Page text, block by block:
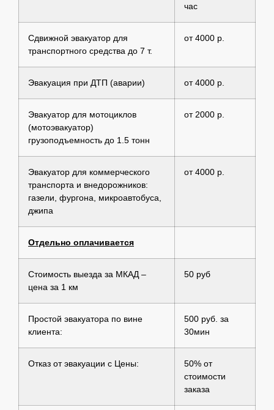
час
Сдвижной эвакуатор для
транспортного средства до 7 т.
от 4000 р.
Эвакуация при ДТП (аварии) от 4000 р.
Эвакуатор для мотоциклов
(мотоэвакуатор)
грузоподъемность до 1.5 тонн
от 2000 р.
Эвакуатор для коммерческого
транспорта и внедорожников:
газели, фургона, микроавтобуса,
джипа
от 4000 р.
Отдельно оплачивается
Стоимость выезда за МКАД –
цена за 1 км
50 руб
Простой эвакуатора по вине
клиента:
500 руб. за
30мин
Отказ от эвакуации с Цены:
50% от
стоимости
заказа